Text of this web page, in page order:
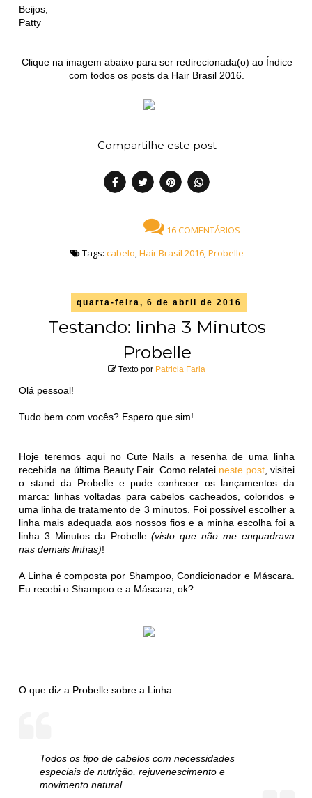
Beijos,
Patty
Clique na imagem abaixo para ser redirecionada(o) ao Índice
com todos os posts da Hair Brasil 2016.
Compartilhe este post
16 COMENTÁRIOS
Tags: cabelo,Hair Brasil 2016,Probelle
quarta-feira, 6 de abril de 2016
Testando: linha 3 Minutos
Probelle
Texto por Patricia Faria
Olá pessoal!
Tudo bem com vocês? Espero que sim!
Hoje teremos aqui no Cute Nails a resenha de uma linha
recebida na última Beauty Fair. Como relatei neste post, visitei
o stand da Probelle e pude conhecer os lançamentos da
marca: linhas voltadas para cabelos cacheados, coloridos e
uma linha de tratamento de 3 minutos. Foi possível escolher a
linha mais adequada aos nossos fios e a minha escolha foi a
linha 3 Minutos da Probelle(visto que não me enquadrava
nas demais linhas)!
A Linha é composta por Shampoo, Condicionador e Máscara.
Eu recebi o Shampoo e a Máscara, ok?
O que diz a Probelle sobre a Linha:
Todos os tipo de cabelos com necessidades
especiais de nutrição, rejuvenescimento e
movimento natural.